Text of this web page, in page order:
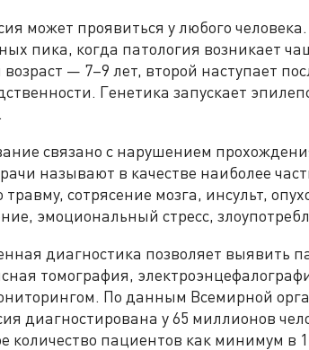
может проявиться у любого
пика, когда патология возникает
возраст — 7–9 лет, второй наступает
Генетика запускает
связано с нарушением
называют в качестве наиболее
травму, сотрясение мозга, инсульт,
эмоциональный стресс,
диагностика позволяет выявить
томография,
По данным Всемирной
диагностирована у 65 миллионов
количество пациентов как минимум в